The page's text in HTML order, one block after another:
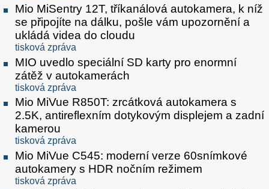
Mio MiSentry 12T, tříkanálová autokamera, k níž
se připojíte na dálku, pošle vám upozornění a
ukládá videa do cloudu
tisková zpráva
MIO uvedlo speciální SD karty pro enormní
zátěž v autokamerách
tisková zpráva
Mio MiVue R850T: zrcátková autokamera s
2.5K, antireflexním dotykovým displejem a zadní
kamerou
tisková zpráva
Mio MiVue C545: moderní verze 60snímkové
autokamery s HDR nočním režimem
tisková zpráva